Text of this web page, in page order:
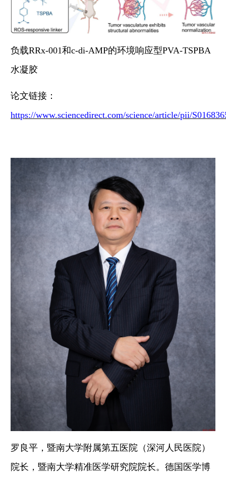
负载RRx-001和c-di-AMP的环境响应型PVA-TSPBA
水凝胶
论文链接：
https://www.sciencedirect.com/science/article/pii/
罗良平，暨南大学附属第五医院（深河人民医院）
院长，暨南大学精准医学研究院院长。德国医学博